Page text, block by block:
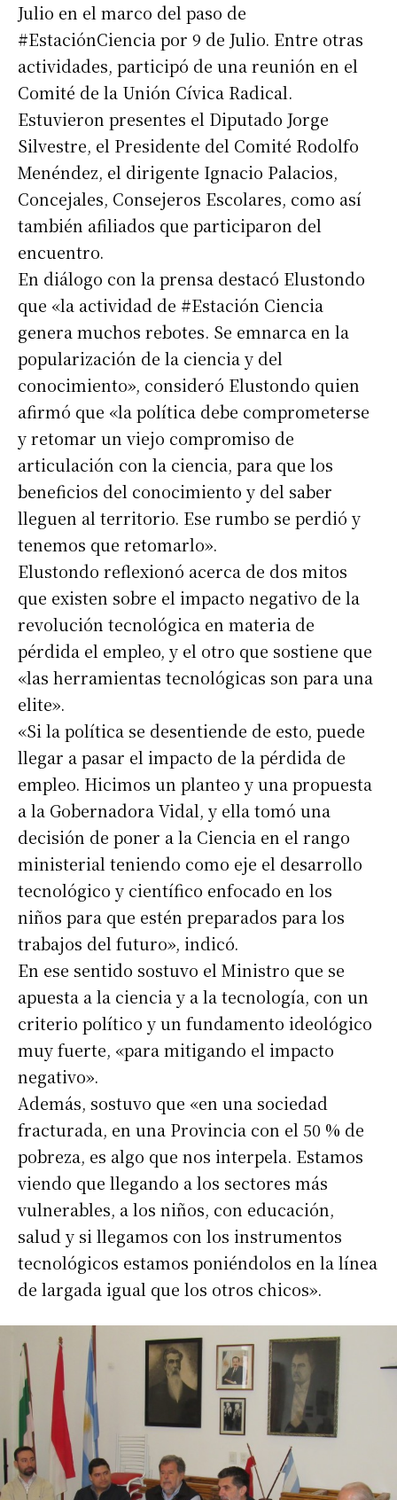
Julio en el marco del paso de
#EstaciónCiencia por 9 de Julio. Entre otras
actividades, participó de una reunión en el
Comité de la Unión Cívica Radical.
Estuvieron presentes el Diputado Jorge
Silvestre, el Presidente del Comité Rodolfo
Menéndez, el dirigente Ignacio Palacios,
Concejales, Consejeros Escolares, como así
también afiliados que participaron del
encuentro.
En diálogo con la prensa destacó Elustondo
que «la actividad de #Estación Ciencia
genera muchos rebotes. Se emnarca en la
popularización de la ciencia y del
conocimiento», consideró Elustondo quien
afirmó que «la política debe comprometerse
y retomar un viejo compromiso de
articulación con la ciencia, para que los
beneficios del conocimiento y del saber
lleguen al territorio. Ese rumbo se perdió y
tenemos que retomarlo».
Elustondo reflexionó acerca de dos mitos
que existen sobre el impacto negativo de la
revolución tecnológica en materia de
pérdida el empleo, y el otro que sostiene que
«las herramientas tecnológicas son para una
elite».
«Si la política se desentiende de esto, puede
llegar a pasar el impacto de la pérdida de
empleo. Hicimos un planteo y una propuesta
a la Gobernadora Vidal, y ella tomó una
decisión de poner a la Ciencia en el rango
ministerial teniendo como eje el desarrollo
tecnológico y científico enfocado en los
niños para que estén preparados para los
trabajos del futuro», indicó.
En ese sentido sostuvo el Ministro que se
apuesta a la ciencia y a la tecnología, con un
criterio político y un fundamento ideológico
muy fuerte, «para mitigando el impacto
negativo».
Además, sostuvo que «en una sociedad
fracturada, en una Provincia con el 50 % de
pobreza, es algo que nos interpela. Estamos
viendo que llegando a los sectores más
vulnerables, a los niños, con educación,
salud y si llegamos con los instrumentos
tecnológicos estamos poniéndolos en la línea
de largada igual que los otros chicos».